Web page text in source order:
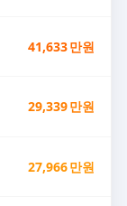
41,633만원
29,339만원
27,966만원